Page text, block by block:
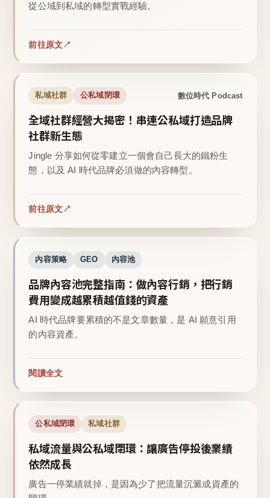
從公域到私域的轉型實戰經驗。
前往原文
私域社群 公私域閉環 數位時代 Podcast
全域社群經營大揭密！串連公私域打造品牌
社群新生態
Jingle 分享如何從零建立一個會自己長大的鐵粉生
態，以及 AI 時代品牌必須做的內容轉型。
前往原文
內容策略 GEO 內容池
品牌內容池完整指南：做內容行銷，把行銷
費用變成越累積越值錢的資產
AI 時代品牌要累積的不是文章數量，是 AI 願意引用
的內容資產。
閱讀全文
公私域閉環 私域社群
私域流量與公私域閉環：讓廣告停投後業績
依然成長
廣告一停業績就掉，是因為少了把流量沉澱成資產的